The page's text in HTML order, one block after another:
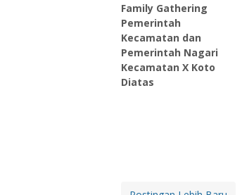
Family Gathering
Pemerintah
Kecamatan dan
Pemerintah Nagari
Kecamatan X Koto
Diatas